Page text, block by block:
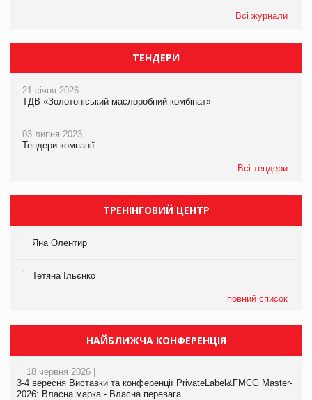
Всі журнали
ТЕНДЕРИ
21 січня 2026
ТДВ «Золотоніський маслоробний комбінат»
03 липня 2023
Тендери компанії
Всі тендери
ТРЕНІНГОВИЙ ЦЕНТР
Яна Олентир
Тетяна Ільєнко
повний список
НАЙБЛИЖЧА КОНФЕРЕНЦІЯ
18 червня 2026 |
3-4 вересня Виставки та конференції PrivateLabel&FMCG Master-
2026: Власна марка - Власна перевага